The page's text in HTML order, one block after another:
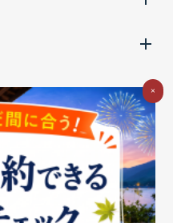
アクセシビリティの取り組み
ポータル
Cookieポリシー
ュリティ基本方針
×